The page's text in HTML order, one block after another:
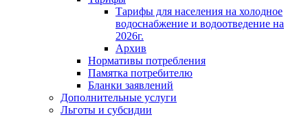
Тарифы для населения на холодное
водоснабжение и водоотведение на
2026г.
Архив
Нормативы потребления
Памятка потребителю
Бланки заявлений
Дополнительные услуги
Льготы и субсидии